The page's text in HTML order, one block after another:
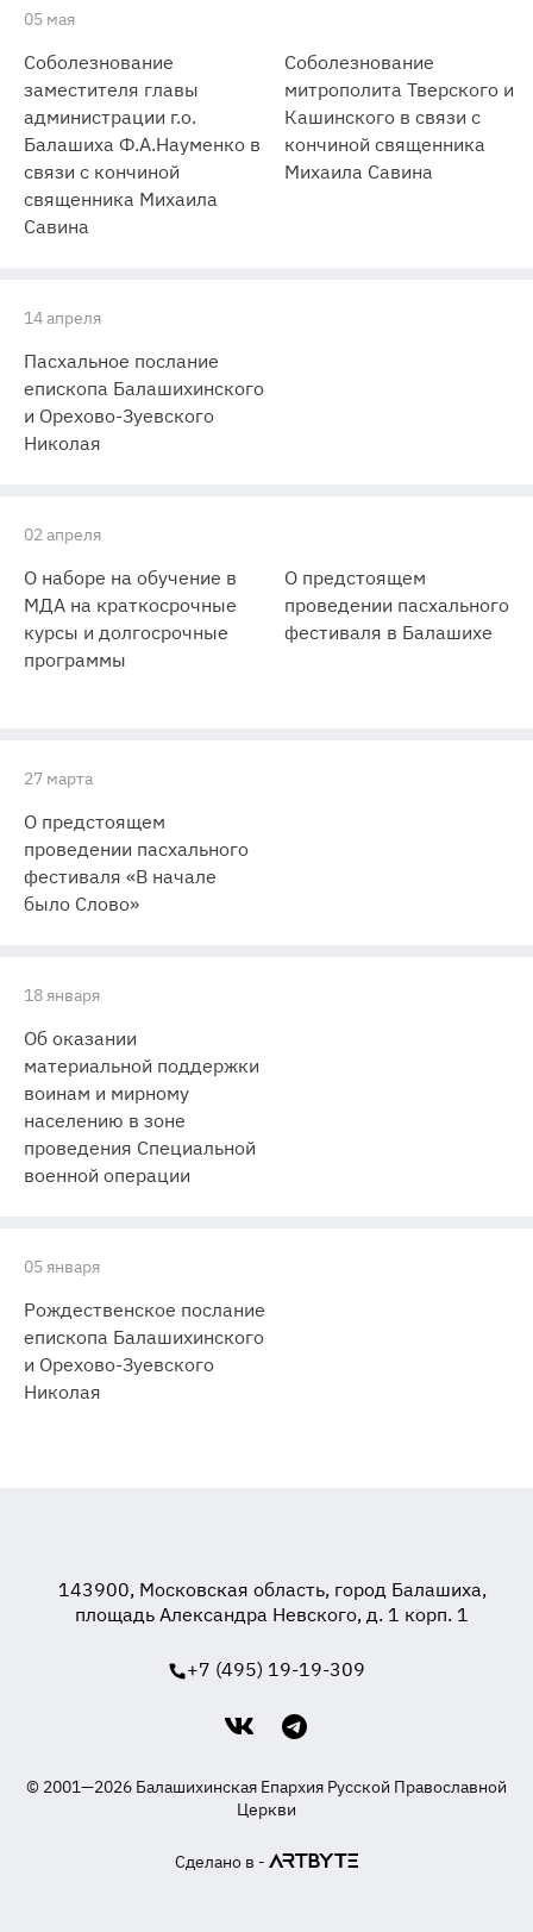
05 мая
Соболезнование
заместителя главы
администрации г.о.
Балашиха Ф.А.Науменко в
связи с кончиной
священника Михаила
Савина
Соболезнование
митрополита Тверского и
Кашинского в связи с
кончиной священника
Михаила Савина
14 апреля
Пасхальное послание
епископа Балашихинского
и Орехово-Зуевского
Николая
02 апреля
О наборе на обучение в
МДА на краткосрочные
курсы и долгосрочные
программы
О предстоящем
проведении пасхального
фестиваля в Балашихе
27 марта
О предстоящем
проведении пасхального
фестиваля «В начале
было Слово»
18 января
Об оказании
материальной поддержки
воинам и мирному
населению в зоне
проведения Специальной
военной операции
05 января
Рождественское послание
епископа Балашихинского
и Орехово-Зуевского
Николая
143900, Московская область, город Балашиха,
площадь Александра Невского, д. 1 корп. 1
+7 (495) 19-19-309
© 2001—2026 Балашихинская Епархия Русской Православной
Церкви
Сделано в -